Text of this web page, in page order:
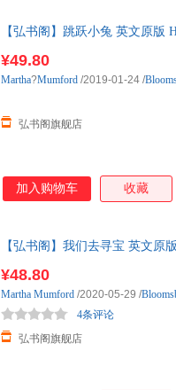
【弘书阁】跳跃小兔 英文原版
¥49.80
弘书阁旗舰店
Martha?Mumford /2019-01-24 /
加入购物车 收藏
【弘书阁】我们去寻宝 英文原
¥48.80
弘书阁旗舰店
4条评论
Martha Mumford /2020-05-29 /